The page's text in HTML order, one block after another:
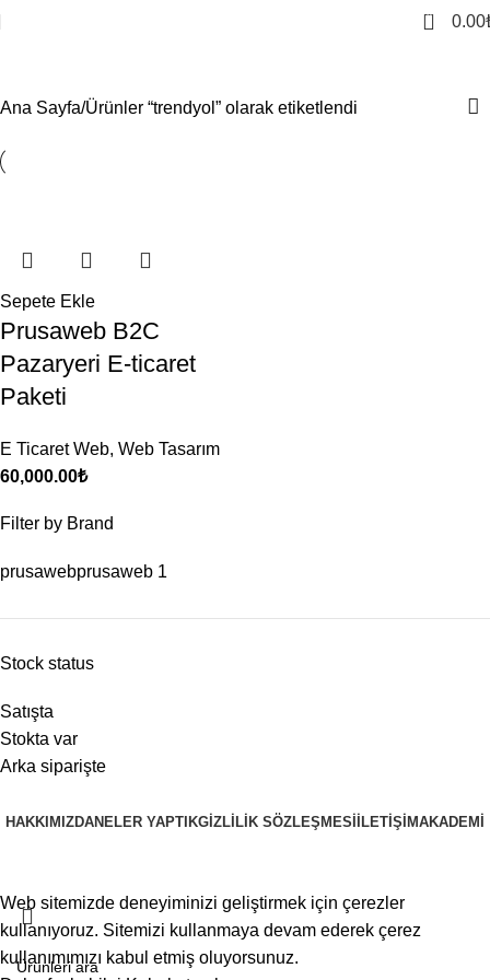
0 0.00
Filter by Brand
prusawebprusaweb 1
Stock status
Satışta
Stokta var
Arka siparişte
Ana Sayfa Ürünler “trendyol” olarak etiketlendi
Sepete Ekle
Prusaweb B2C
Pazaryeri E-ticaret
Paketi
E Ticaret Web, Web Tasarım
60,000.00₺
HAKKIMIZDANELER YAPTIKGIZLILIK SÖZLEŞMESI İLETIŞIMAKADEMI
Web sitemizde deneyiminizi geliştirmek için çerezler
kullanıyoruz. Sitemizi kullanmaya devam ederek çerez
kullanımımızı kabul etmiş oluyorsunuz.